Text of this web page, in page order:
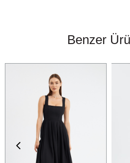
Benzer